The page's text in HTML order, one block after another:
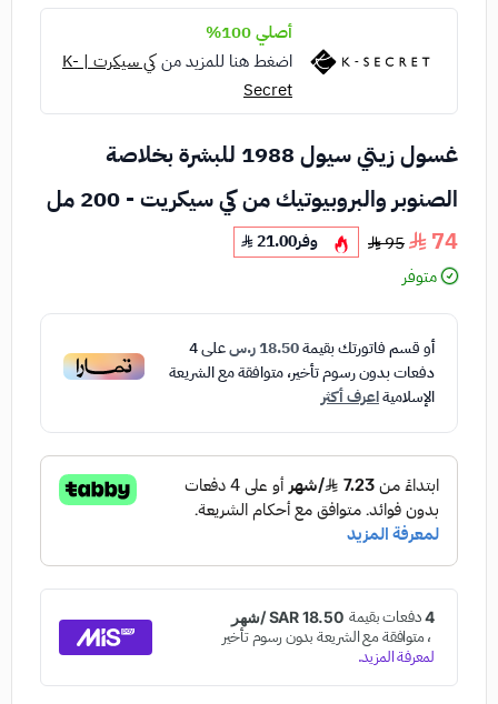
أصلي 100%
اضغط هنا للمزيد من
كي سيكرت | K-
Secret
غسول زيتي سيول 1988 للبشرة بخلاصة
الصنوبر والبروبيوتيك من كي سيكريت - 200 مل
74
95 وفر21.00
متوفر
أو قسم فاتورتك بقيمة18.50 ر.س على4
دفعات بدون رسوم تأخير، متوافقة مع الشريعة
الإسلاميةاعرف أكثر